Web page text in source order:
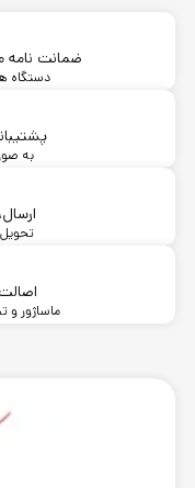
ضمانت
دستگاه
به
تحویل
ماساژور و